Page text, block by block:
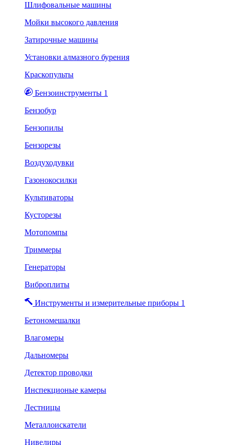
Шлифовальные машины
Мойки высокого давления
Затирочные машины
Установки алмазного бурения
Краскопульты
Бензоинструменты 1
Бензобур
Бензопилы
Бензорезы
Воздуходувки
Газонокосилки
Культиваторы
Кусторезы
Мотопомпы
Триммеры
Генераторы
Виброплиты
Инструменты и измерительные приборы 1
Бетономешалки
Влагомеры
Дальномеры
Детектор проводки
Инспекционые камеры
Лестницы
Металлоискатели
Нивелиры